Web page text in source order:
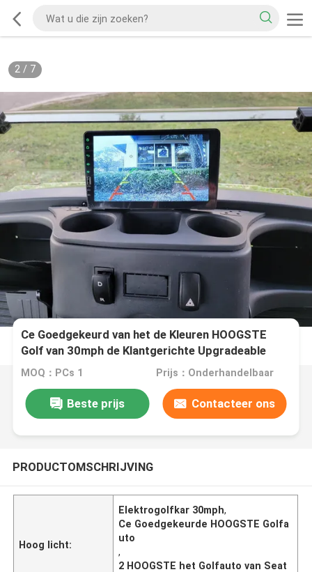
2/ 7
Ce Goedgekeurd van het de Kleuren HOOGSTE
Golf van 30mph de Klantgerichte Upgradeable
Auto Hoog Beëindigen
MOQ：PCs 1 Prijs：Onderhandelbaar
Beste prijs Contacteer ons
PRODUCTOMSCHRIJVING
Hoog licht:
Elektrogolfkar 30mph,
Ce Goedgekeurde HOOGSTE Golfa
uto
,
2 HOOGSTE het Golfauto van Seat